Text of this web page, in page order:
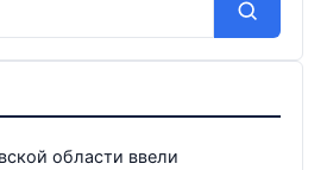
области ввели